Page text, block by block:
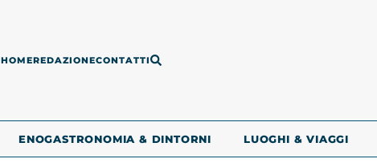
HOMEREDAZIONECONTATTI
ENOGASTRONOMIA & DINTORNI LUOGHI & VIAGGI